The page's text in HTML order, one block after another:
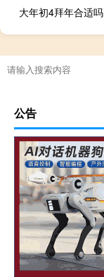
大年初4拜年合适吗
公告